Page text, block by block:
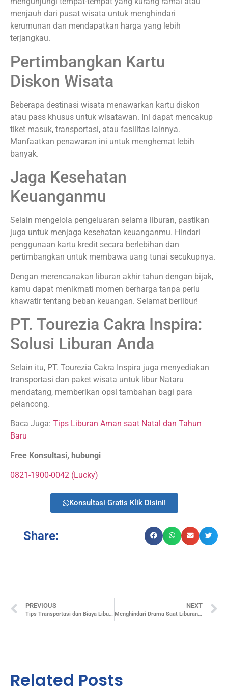
menjauh dari pusat wisata untuk menghindari
kerumunan dan mendapatkan harga yang lebih
terjangkau.
Pertimbangkan Kartu
Diskon Wisata
Beberapa destinasi wisata menawarkan kartu diskon
atau pass khusus untuk wisatawan. Ini dapat mencakup
tiket masuk, transportasi, atau fasilitas lainnya.
Manfaatkan penawaran ini untuk menghemat lebih
banyak.
Jaga Kesehatan
Keuanganmu
Selain mengelola pengeluaran selama liburan, pastikan
juga untuk menjaga kesehatan keuanganmu. Hindari
penggunaan kartu kredit secara berlebihan dan
pertimbangkan untuk membawa uang tunai secukupnya.
Dengan merencanakan liburan akhir tahun dengan bijak,
kamu dapat menikmati momen berharga tanpa perlu
khawatir tentang beban keuangan. Selamat berlibur!
PT. Tourezia Cakra Inspira:
Solusi Liburan Anda
Selain itu, PT. Tourezia Cakra Inspira juga menyediakan
transportasi dan paket wisata untuk libur Nataru
mendatang, memberikan opsi tambahan bagi para
pelancong.
Baca Juga: Tips Liburan Aman saat Natal dan Tahun
Baru
Free Konsultasi, hubungi
0821-1900-0042 (Lucky)
Konsultasi Gratis Klik Disini!
Share:
PREVIOUS
Tips Transportasi dan Biaya Liburan Natal & Tahun Baru
NEXT
Menghindari Drama Saat Liburan: Tips dan Trik
Related Posts